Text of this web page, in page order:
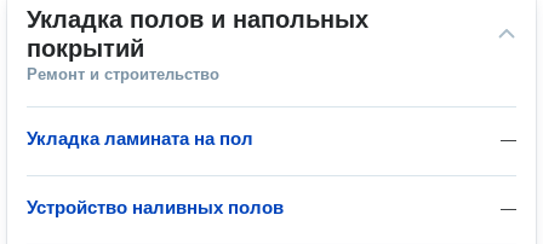
Укладка полов и напольных
покрытий
Ремонт и строительство
—
Укладка ламината на пол
—
Устройство наливных полов